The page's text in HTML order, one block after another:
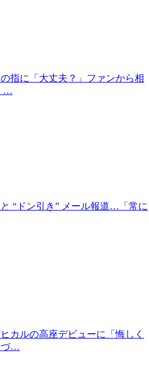
指に「大丈夫？」ファンから相
…
“ドン引き” メール報道…「常に
カルの高座デビューに「悔しく
づ…